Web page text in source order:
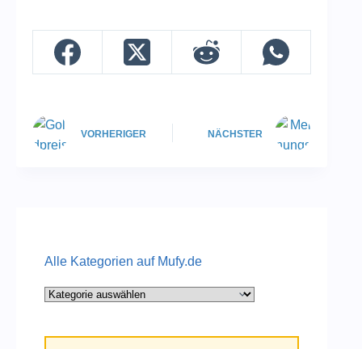
VORHERIGER NÄCHSTER
Alle Kategorien auf Mufy.de
Alle